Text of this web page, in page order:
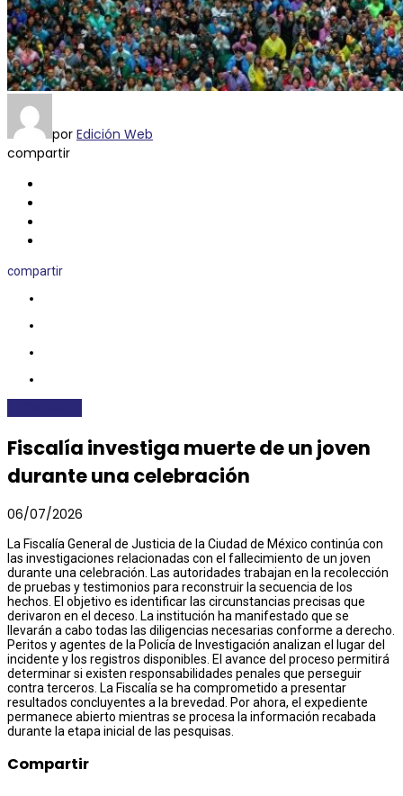
por Edición Web
compartir
compartir
Fiscalía investiga muerte de un joven
durante una celebración
06/07/2026
La Fiscalía General de Justicia de la Ciudad de México continúa con
las investigaciones relacionadas con el fallecimiento de un joven
durante una celebración. Las autoridades trabajan en la recolección
de pruebas y testimonios para reconstruir la secuencia de los
hechos. El objetivo es identificar las circunstancias precisas que
derivaron en el deceso. La institución ha manifestado que se
llevarán a cabo todas las diligencias necesarias conforme a derecho.
Peritos y agentes de la Policía de Investigación analizan el lugar del
incidente y los registros disponibles. El avance del proceso permitirá
determinar si existen responsabilidades penales que perseguir
contra terceros. La Fiscalía se ha comprometido a presentar
resultados concluyentes a la brevedad. Por ahora, el expediente
permanece abierto mientras se procesa la información recabada
durante la etapa inicial de las pesquisas.
Compartir